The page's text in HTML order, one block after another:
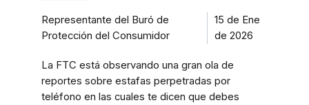
Representante del Buró de
Protección del Consumidor
15 de Ene
de 2026
La FTC está observando una gran ola de
reportes sobre estafas perpetradas por
teléfono en las cuales te dicen que debes